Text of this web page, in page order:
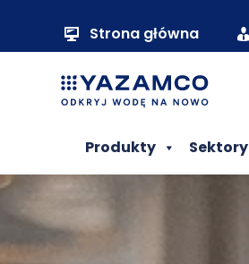
Strona główna
Produkty Sektory